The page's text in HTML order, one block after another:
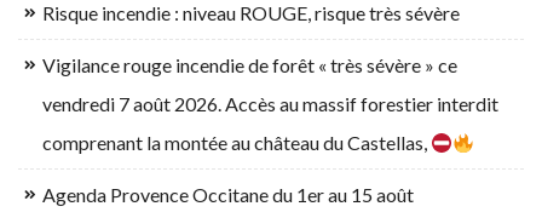
Risque incendie : niveau ROUGE, risque très sévère
Vigilance rouge incendie de forêt « très sévère » ce
vendredi 7 août 2026. Accès au massif forestier interdit
comprenant la montée au château du Castellas,
Agenda Provence Occitane du 1er au 15 août